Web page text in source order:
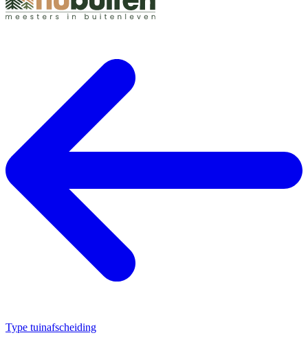
Type tuinafscheiding